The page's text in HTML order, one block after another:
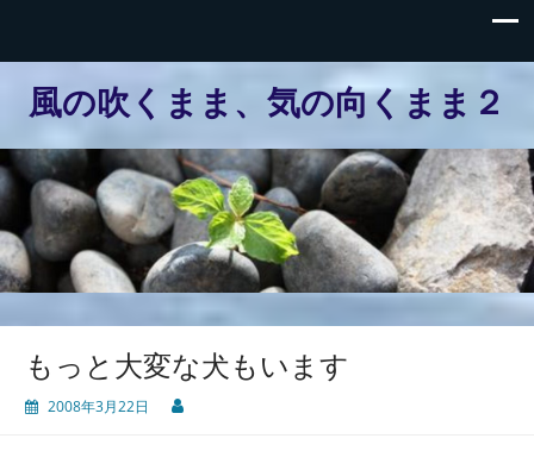
風の吹くまま、気の向くまま２
もっと大変な犬もいます
2008年3月22日